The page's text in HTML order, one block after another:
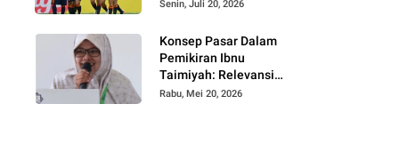
Senin, Juli 20, 2026
Konsep Pasar Dalam
Pemikiran Ibnu
Taimiyah: Relevansi
Terhadap Regulasi
Rabu, Mei 20, 2026